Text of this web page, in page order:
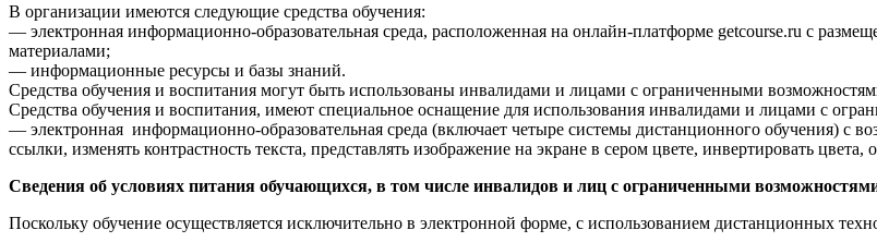
В организации имеются следующие средства обучения:
— электронная информационно-образовательная среда, расположенная на онлайн-платформе getcourse.ru с
материалами;
— информационные ресурсы и базы знаний.
Средства обучения и воспитания могут быть использованы инвалидами и лицами с ограниченными
Средства обучения и воспитания, имеют специальное оснащение для использования инвалидами и лицами с
— электронная информационно-образовательная среда (включает четыре системы дистанционного обучения) с
ссылки, изменять контрастность текста, представлять изображение на экране в сером цвете, инвертировать
Сведения об условиях питания обучающихся, в том числе инвалидов и лиц с ограниченными
Поскольку обучение осуществляется исключительно в электронной форме, с использованием дистанционных